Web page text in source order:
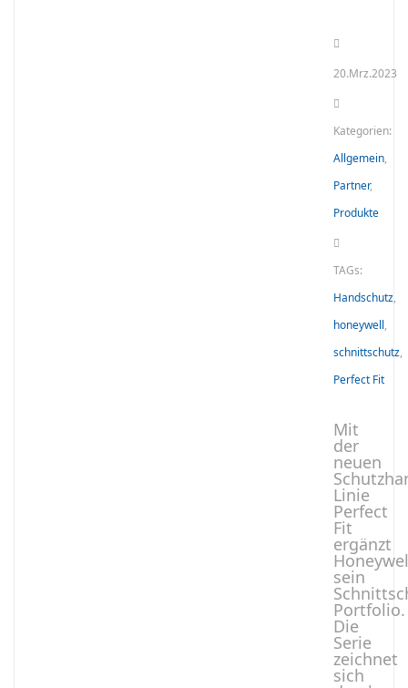
20.Mrz.2023
Kategorien:
Allgemein,
Partner,
Produkte
TAGs:
Handschutz,
honeywell,
schnittschutz,
Perfect Fit
Mit
der
neuen
Linie
Perfect
Fit
ergänzt
sein
Portfolio.
Die
Serie
zeichnet
sich